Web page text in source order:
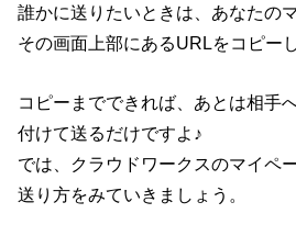
誰かに送りたいときは、あなたの
その画面上部にあるURLをコピー
コピーまでできれば、あとは相手
付けて送るだけですよ♪
では、クラウドワークスのマイペ
送り方をみていきましょう。